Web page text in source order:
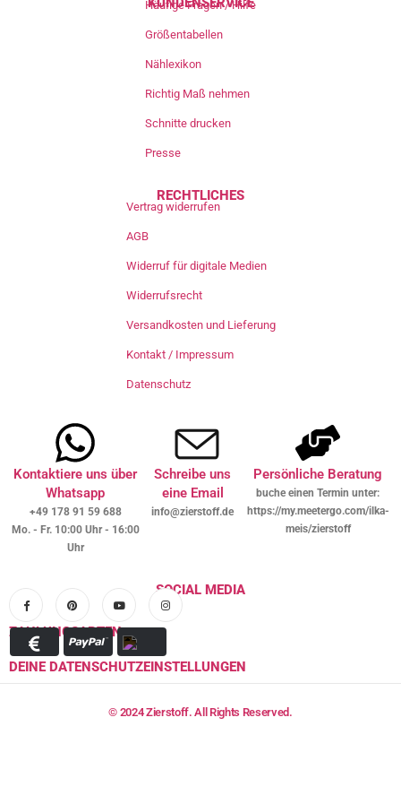
Häufige Fragen / Hilfe
Größentabellen
Nählexikon
Richtig Maß nehmen
Schnitte drucken
Presse
RECHTLICHES
Vertrag widerrufen
AGB
Widerruf für digitale Medien
Widerrufsrecht
Versandkosten und Lieferung
Kontakt / Impressum
Datenschutz
Kontaktiere uns über
Whatsapp
+49 178 91 59 688
Mo. - Fr. 10:00 Uhr - 16:00
Uhr
Schreibe uns
eine Email
info@zierstoff.de
Persönliche Beratung
buche einen Termin unter:
https://my.meetergo.com/ilka-
meis/zierstoff
SOCIAL MEDIA
ZAHLUNGSARTEN
DEINE DATENSCHUTZEINSTELLUNGEN
© 2024 Zierstoff. All Rights Reserved.